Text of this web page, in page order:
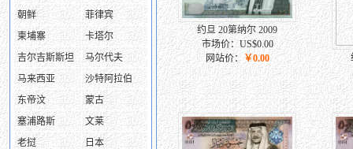
朝鲜
菲律宾
柬埔寨
卡塔尔
吉尔吉斯斯坦
马尔代夫
马来西亚
沙特阿拉伯
东帝汶
蒙古
塞浦路斯
文莱
老挝
日本
约旦 20第纳尔 2009
市场价：US$0.00
网站价： ￥0.00